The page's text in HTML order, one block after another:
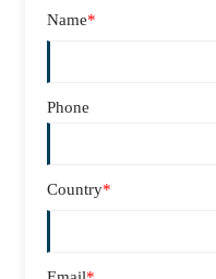
Name*
Phone
Country*